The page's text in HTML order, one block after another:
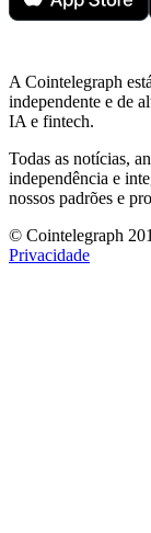
A Cointelegraph
independente e de
IA e fintech.
Todas as notícias,
independência e
nossos padrões e
© Cointelegraph
Privacidade